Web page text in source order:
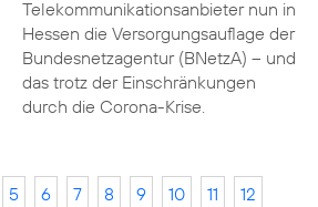
Telekommunikationsanbieter nun in
Hessen die Versorgungsauflage der
Bundesnetzagentur (BNetzA) – und
das trotz der Einschränkungen
durch die Corona-Krise.
5 6 7 8 9 10 11
12